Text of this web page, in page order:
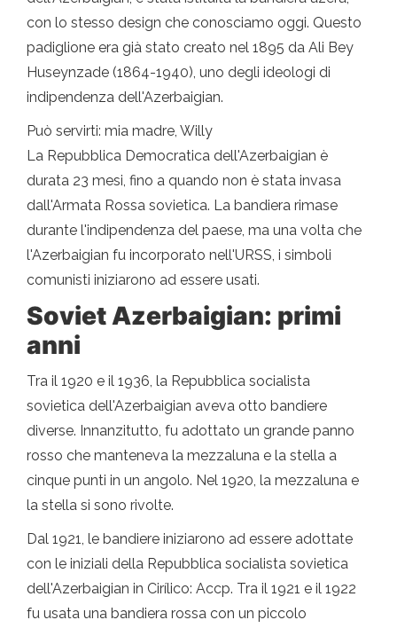
con lo stesso design che conosciamo oggi. Questo
padiglione era già stato creato nel 1895 da Ali Bey
Huseynzade (1864-1940), uno degli ideologi di
indipendenza dell'Azerbaigian.
Può servirti: mia madre, Willy
La Repubblica Democratica dell'Azerbaigian è
durata 23 mesi, fino a quando non è stata invasa
dall'Armata Rossa sovietica. La bandiera rimase
durante l'indipendenza del paese, ma una volta che
l'Azerbaigian fu incorporato nell'URSS, i simboli
comunisti iniziarono ad essere usati.
Soviet Azerbaigian: primi
anni
Tra il 1920 e il 1936, la Repubblica socialista
sovietica dell'Azerbaigian aveva otto bandiere
diverse. Innanzitutto, fu adottato un grande panno
rosso che manteneva la mezzaluna e la stella a
cinque punti in un angolo. Nel 1920, la mezzaluna e
la stella si sono rivolte.
Dal 1921, le bandiere iniziarono ad essere adottate
con le iniziali della Repubblica socialista sovietica
dell'Azerbaigian in Cirílico: Accp. Tra il 1921 e il 1922
fu usata una bandiera rossa con un piccolo